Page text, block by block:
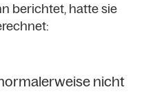
berichtet, hatte sie
nicht